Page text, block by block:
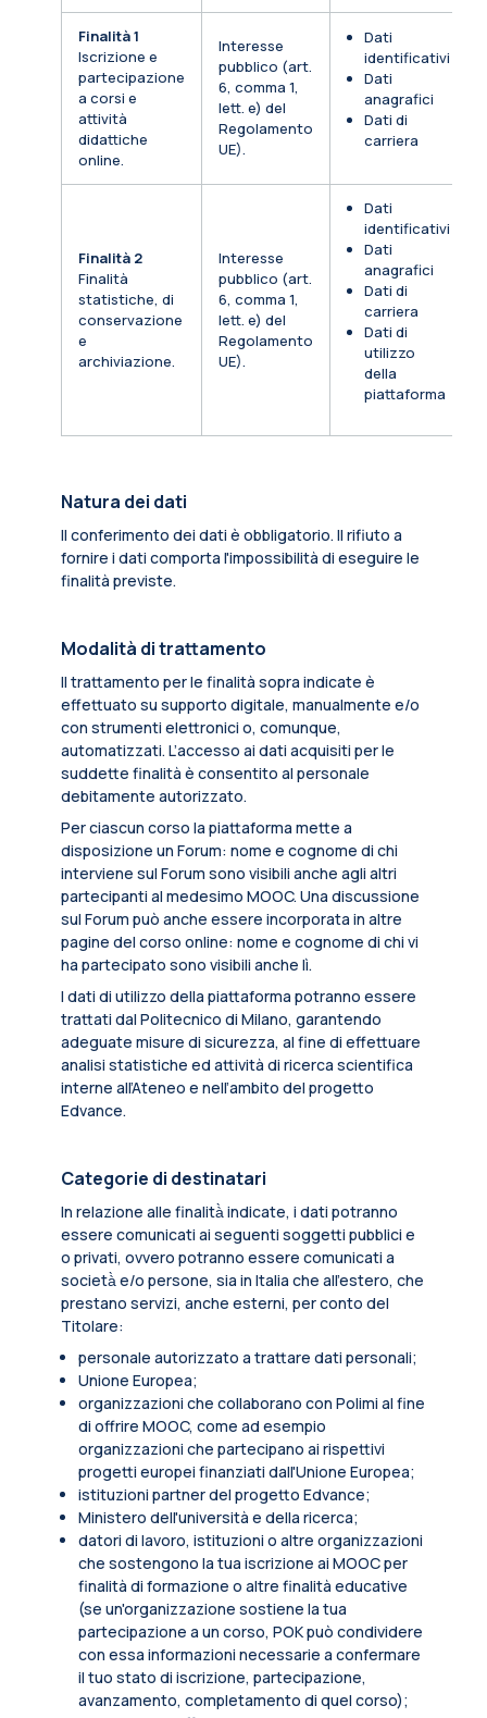
Finalità 1
Iscrizione e
partecipazione
a corsi e
attività
didattiche
online.
Interesse
pubblico (art.
6, comma 1,
lett. e) del
Regolamento
UE).
Dati
identificativi
Dati
anagrafici
Dati di
carriera
Finalità 2
Finalità
statistiche, di
conservazione
e
archiviazione.
Interesse
pubblico (art.
6, comma 1,
lett. e) del
Regolamento
UE).
Dati
identificativi
Dati
anagrafici
Dati di
carriera
Dati di
utilizzo
della
piattaforma
Natura dei dati
Il conferimento dei dati è obbligatorio. Il rifiuto a
fornire i dati comporta l'impossibilità di eseguire le
finalità previste.
Modalità di trattamento
Il trattamento per le finalità sopra indicate è
effettuato su supporto digitale, manualmente e/o
con strumenti elettronici o, comunque,
automatizzati. L’accesso ai dati acquisiti per le
suddette finalità è consentito al personale
debitamente autorizzato.
Per ciascun corso la piattaforma mette a
disposizione un Forum: nome e cognome di chi
interviene sul Forum sono visibili anche agli altri
partecipanti al medesimo MOOC. Una discussione
sul Forum può anche essere incorporata in altre
pagine del corso online: nome e cognome di chi vi
ha partecipato sono visibili anche lì.
I dati di utilizzo della piattaforma potranno essere
trattati dal Politecnico di Milano, garantendo
adeguate misure di sicurezza, al fine di effettuare
analisi statistiche ed attività di ricerca scientifica
interne all’Ateneo e nell’ambito del progetto
Edvance.
Categorie di destinatari
In relazione alle finalità̀ indicate, i dati potranno
essere comunicati ai seguenti soggetti pubblici e
o privati, ovvero potranno essere comunicati a
società̀ e/o persone, sia in Italia che all’estero, che
prestano servizi, anche esterni, per conto del
Titolare:
personale autorizzato a trattare dati personali;
Unione Europea;
organizzazioni che collaborano con Polimi al fine
di offrire MOOC, come ad esempio
organizzazioni che partecipano ai rispettivi
progetti europei finanziati dall'Unione Europea;
istituzioni partner del progetto Edvance;
Ministero dell'università e della ricerca;
datori di lavoro, istituzioni o altre organizzazioni
che sostengono la tua iscrizione ai MOOC per
finalità di formazione o altre finalità educative
(se un'organizzazione sostiene la tua
partecipazione a un corso, POK può condividere
con essa informazioni necessarie a confermare
il tuo stato di iscrizione, partecipazione,
avanzamento, completamento di quel corso);